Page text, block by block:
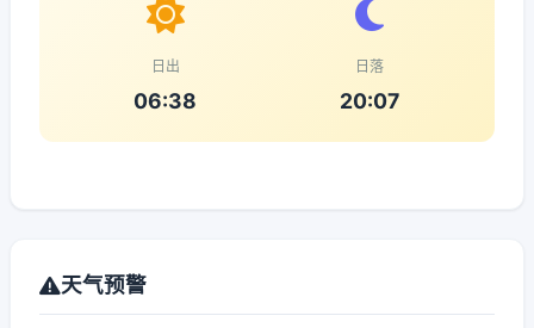
日出
06:38
日落
20:07
天气预警